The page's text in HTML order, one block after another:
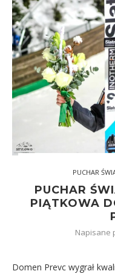
PUCHAR
PUCHAR
PIĄTKOWA
Napisane
Domen Prevc wygrał